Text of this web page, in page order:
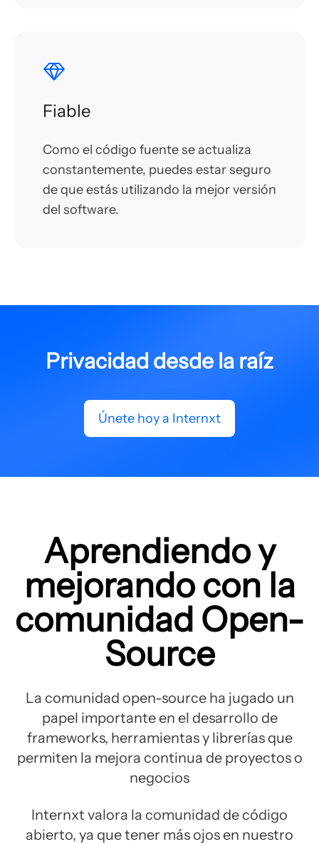
Fiable
Como el código fuente se actualiza
constantemente, puedes estar seguro
de que estás utilizando la mejor versión
del software.
Privacidad desde la raíz
Únete hoy a Internxt
Aprendiendo y
mejorando con la
comunidad Open-
Source
La comunidad open-source ha jugado un
papel importante en el desarrollo de
frameworks, herramientas y librerías que
permiten la mejora continua de proyectos o
negocios
Internxt valora la comunidad de código
abierto, ya que tener más ojos en nuestro